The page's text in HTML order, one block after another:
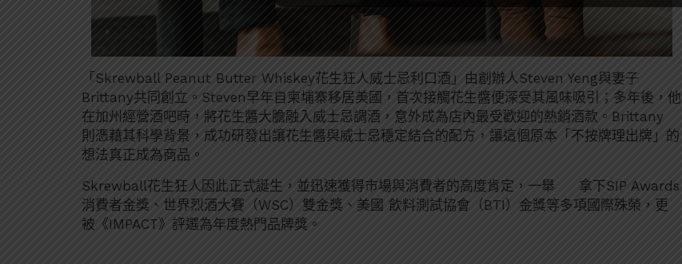
「Skrewball Peanut Butter Whiskey花生狂人威士忌利口酒」由創辦人Steven Yeng與妻子
Brittany共同創立。Steven早年自柬埔寨移居美國，首次接觸花生醬便深受其風味吸引；多年後，他
在加州經營酒吧時，將花生醬大膽融入威士忌調酒，意外成為店內最受歡迎的熱銷酒款。Brittany
則憑藉其科學背景，成功研發出讓花生醬與威士忌穩定結合的配方，讓這個原本「不按牌理出牌」的
想法真正成為商品。
Skrewball花生狂人因此正式誕生，並迅速獲得市場與消費者的高度肯定，一舉 拿下SIP Awards
消費者金獎、世界烈酒大賽（WSC）雙金獎、美國 飲料測試協會（BTI）金獎等多項國際殊榮，更
被《IMPACT》評選為年度熱門品牌獎。